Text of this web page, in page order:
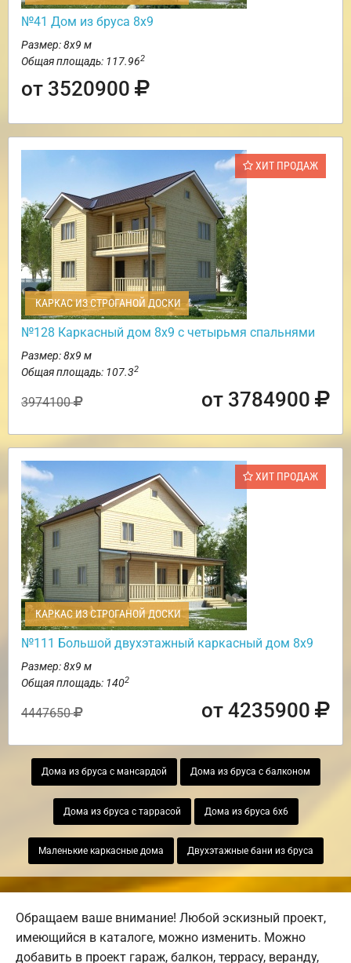
№41 Дом из бруса 8х9
Размер: 8х9 м
Общая площадь: 117.962
от 3520900
ХИТ ПРОДАЖ
КАРКАС ИЗ СТРОГАНОЙ ДОСКИ
№128 Каркасный дом 8х9 с четырьмя спальнями
Размер: 8х9 м
Общая площадь: 107.32
3974100 от 3784900
ХИТ ПРОДАЖ
КАРКАС ИЗ СТРОГАНОЙ ДОСКИ
№111 Большой двухэтажный каркасный дом 8х9
Размер: 8х9 м
Общая площадь: 1402
4447650 от 4235900
Дома из бруса с мансардой Дома из бруса с балконом
Дома из бруса с таррасой Дома из бруса 6х6
Маленькие каркасные дома Двухэтажные бани из бруса
Обращаем ваше внимание! Любой эскизный проект,
имеющийся в каталоге, можно изменить. Можно
добавить в проект гараж, балкон, террасу, веранду,